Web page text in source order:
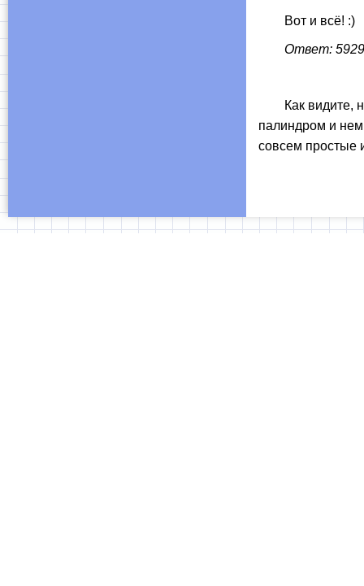
Вот и всё! :)
Ответ:
Как видите,
палиндром и
совсем простые